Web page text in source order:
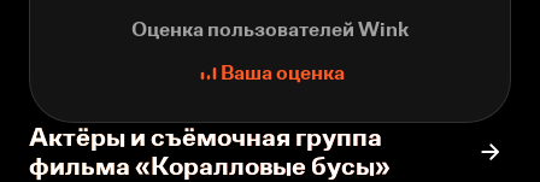
Оценка пользователей Wink
Ваша оценка
Актёры и съёмочная группа
фильма «Коралловые бусы»